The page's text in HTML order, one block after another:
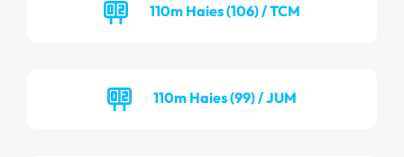
110m Haies (106) / TCM
110m Haies (99) / JUM